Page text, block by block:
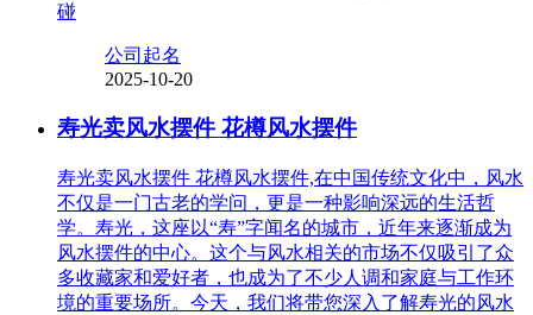
碰
公司起名
2025-10-20
寿光卖风水摆件 花樽风水摆件
寿光卖风水摆件 花樽风水摆件,在中国传统文化中，风水
不仅是一门古老的学问，更是一种影响深远的生活哲
学。寿光，这座以“寿”字闻名的城市，近年来逐渐成为
风水摆件的中心。这个与风水相关的市场不仅吸引了众
多收藏家和爱好者，也成为了不少人调和家庭与工作环
境的重要场所。今天，我们将带您深入了解寿光的风水